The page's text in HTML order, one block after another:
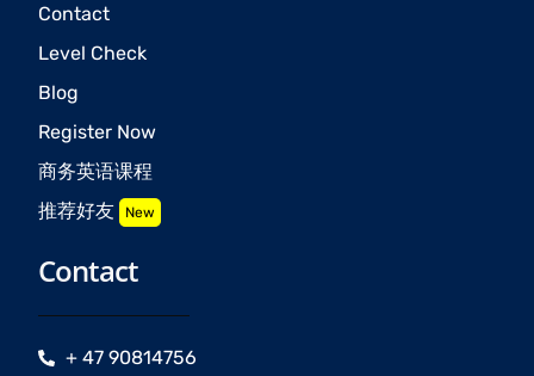
Contact
Level Check
Blog
Register Now
商务英语课程
推荐好友 New
Contact
+ 47 90814756